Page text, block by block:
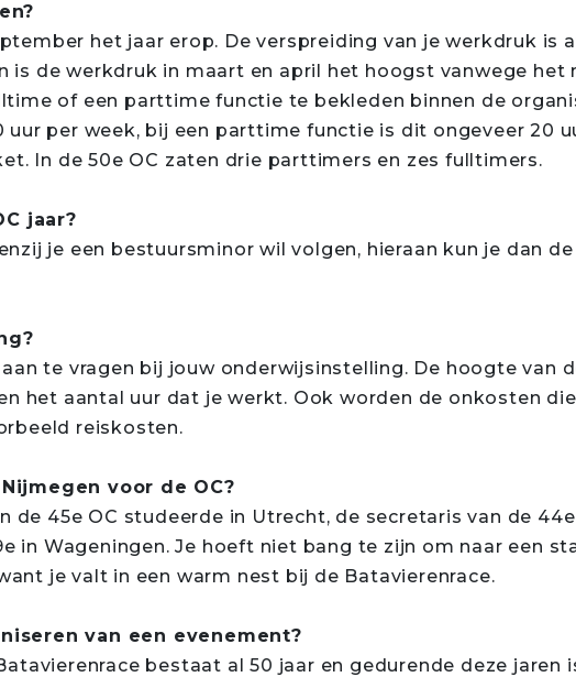
het jaar erop. De verspreiding van je werkdruk is
is de werkdruk in maart en april het hoogst vanwege het
of een parttime functie te bekleden binnen de
per week, bij een parttime functie is dit ongeveer 20
In de 50e OC zaten drie parttimers en zes fulltimers.
jaar?
je een bestuursminor wil volgen, hieraan kun je dan
te vragen bij jouw onderwijsinstelling. De hoogte van
het aantal uur dat je werkt. Ook worden de onkosten
reiskosten.
voor de OC?
de 45e OC studeerde in Utrecht, de secretaris van de 44e
in Wageningen. Je hoeft niet bang te zijn om naar een
je valt in een warm nest bij de Batavierenrace.
van een evenement?
bestaat al 50 jaar en gedurende deze jaren